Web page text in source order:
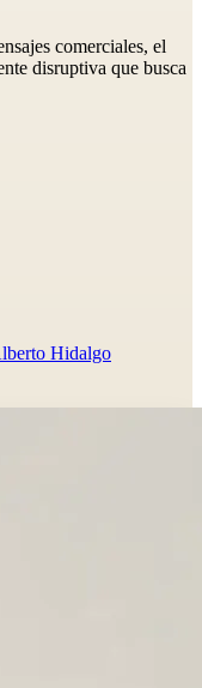
comerciales, el
disruptiva que busca
Hidalgo